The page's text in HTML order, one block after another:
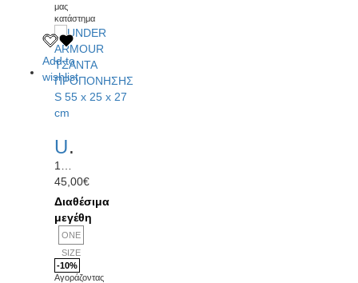
μας
κατάστημα
Add to
wishlist
UNDER ARMOUR ΤΣΑΝΤΑ ΠΡΟΠΟΝΗΣΗΣ S 55 x 25 x 27 cm
45,00€
Διαθέσιμα
μεγέθη
ONE
SIZE
-10%
Αγοράζοντας